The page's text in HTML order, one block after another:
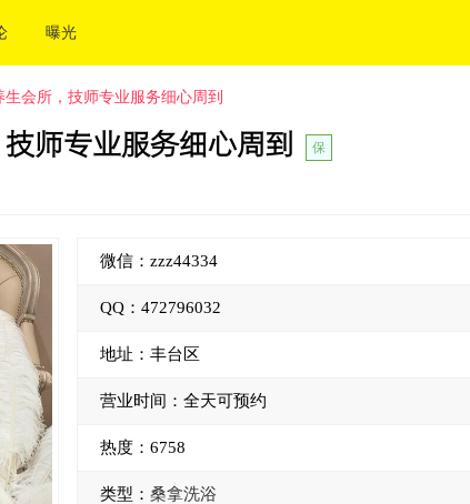
曝光
会所，技师专业服务细心周到
师专业服务细心周到 保
微信： zzz44334
QQ： 472796032
地址：丰台区
营业时间：全天可预约
热度： 6758
类型： 桑拿洗浴